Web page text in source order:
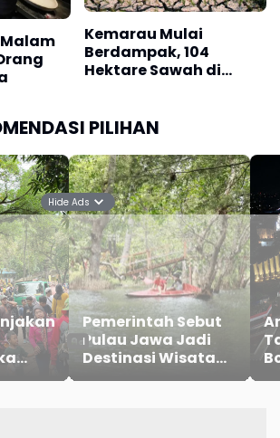
Kemarau Mulai
Berdampak, 104
Hektare Sawah di
PILIHAN
Pemerintah Sebut
Pulau Jawa Jadi
Destinasi Wisata
Favorit Liburan
Hide Ads